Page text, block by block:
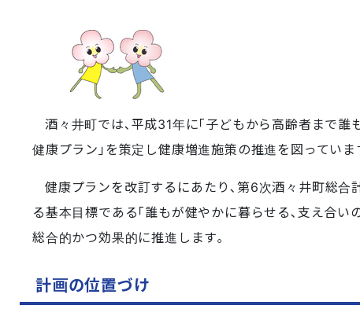
酒々井町では､平成31年に｢子どもから高齢者まで
健康プラン｣を策定し健康増進施策の推進を図ってい
健康プランを改訂するにあたり､第6次酒々井町総
る基本目標である｢誰もが健やかに暮らせる､支え合
総合的かつ効果的に推進します｡
計画の位置づけ